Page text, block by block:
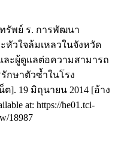
รัพย์ ร. การพัฒนา
หัวใจล้มเหลวในจังหวัด
ะผู้ดูแลต่อความสามารถ
กษาตัวซ้ำในโรง
ต]. 19 มิถุนายน 2014 [อ้าง
at: https://he01.tci-
18987